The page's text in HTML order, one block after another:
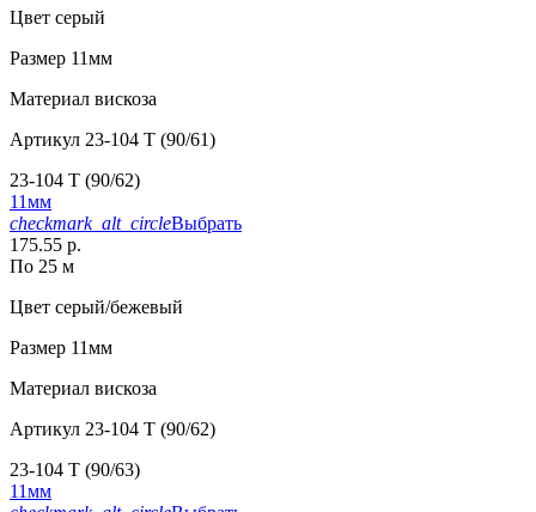
Цвет серый
Размер 11мм
Материал вискоза
Артикул 23-104 T (90/61)
23-104 T (90/62)
11мм
checkmark_alt_circleВыбрать
175.55 р.
По 25 м
Цвет серый/бежевый
Размер 11мм
Материал вискоза
Артикул 23-104 T (90/62)
23-104 T (90/63)
11мм